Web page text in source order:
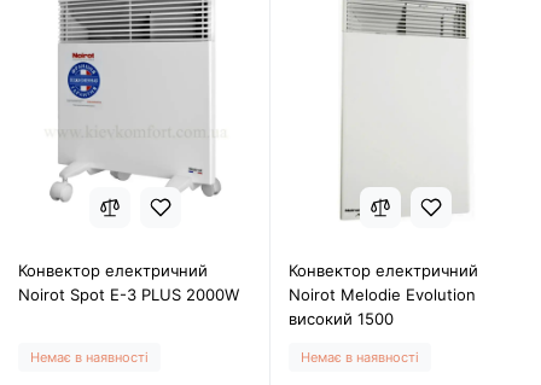
Конвектор електричний
Noirot Spot E-3 PLUS 2000W
Немає в наявності
Конвектор електричний
Noirot Melodie Evolution
високий 1500
Немає в наявності